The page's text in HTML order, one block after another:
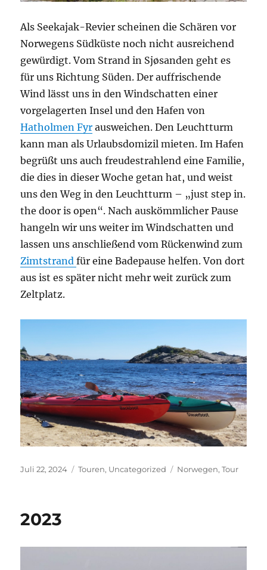
Als Seekajak-Revier scheinen die Schären vor
Norwegens Südküste noch nicht ausreichend
gewürdigt. Vom Strand in Sjøsanden geht es
für uns Richtung Süden. Der auffrischende
Wind lässt uns in den Windschatten einer
vorgelagerten Insel und den Hafen von
Hatholmen Fyr ausweichen. Den Leuchtturm
kann man als Urlaubsdomizil mieten. Im Hafen
begrüßt uns auch freudestrahlend eine Familie,
die dies in dieser Woche getan hat, und weist
uns den Weg in den Leuchtturm – „just step in.
the door is open“. Nach auskömmlicher Pause
hangeln wir uns weiter im Windschatten und
lassen uns anschließend vom Rückenwind zum
Zimtstrandfür eine Badepause helfen. Von dort
aus ist es später nicht mehr weit zurück zum
Zeltplatz.
Veröffentlicht
Juli 22, 2024 Kategorien
Touren, Uncategorized Schlagwörter
Norwegen,Tour
2023